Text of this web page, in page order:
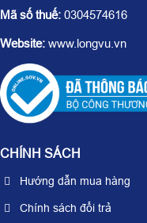
Mã số thuế: 0304574616
Website: www.longvu.vn
CHÍNH SÁCH
Hướng dẫn mua hàng
Chính sách đổi trả